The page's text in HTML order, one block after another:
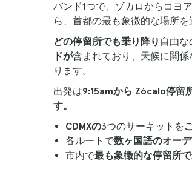
バンド1つで、ゾカロからコヨ
ら、首都の最も象徴的な場所を
どの停留所でも乗り降り 自由
ドが含まれており、天候に関
ります。
出発は9:15amから Zócalo停留
す。
CDMXの3つのサーキットを
各ルートで数ヶ国語のオー
市内で最も象徴的な停留所